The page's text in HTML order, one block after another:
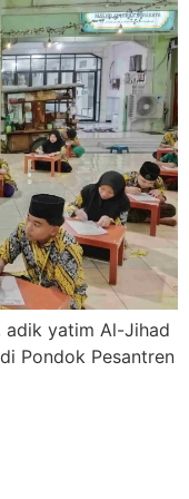
adik yatim Al-Jihad
Pondok Pesantren